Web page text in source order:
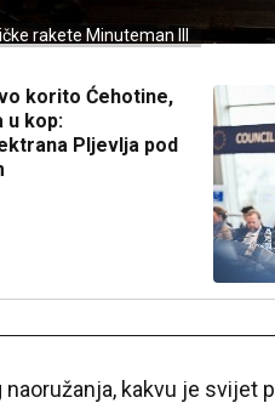
rakete Minuteman III
korito Ćehotine,
u kop:
Pljevlja pod
kakvu je svijet